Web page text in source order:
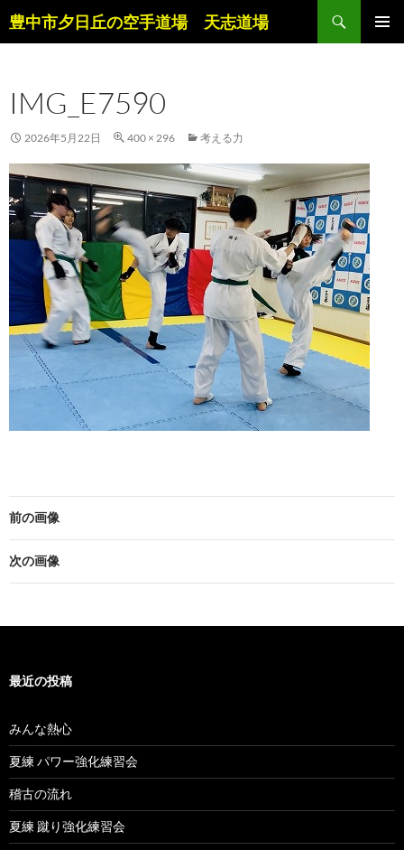
ン
ツ
へ
ス
キ
ッ
プ
豊中市夕日丘の空手道場 天志道場
検
索
IMG_E7590
2026年5月22日 400 × 296 考える力
前の画像
次の画像
最近の投稿
みんな熱心
夏練 パワー強化練習会
稽古の流れ
夏練 蹴り強化練習会